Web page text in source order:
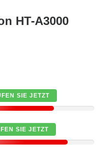
HT-A3000
SIE JETZT
SIE JETZT